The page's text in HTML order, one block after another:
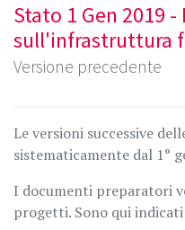
Stato 1 Gen 2019 -
sull'infrastruttura
Versione precedente
Le versioni successive
sistematicamente dal 1°
I documenti preparatori
progetti. Sono qui